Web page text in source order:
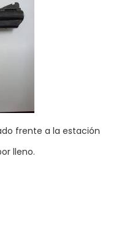
frente a la estación
lleno.